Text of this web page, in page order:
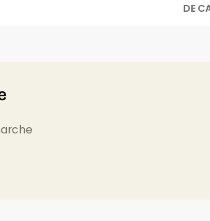
DE